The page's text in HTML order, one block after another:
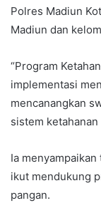
Polres Madiun
Madiun dan
“Program
implementasi
mencanangkan
sistem ketahanan
Ia
ikut mendukung
pangan.